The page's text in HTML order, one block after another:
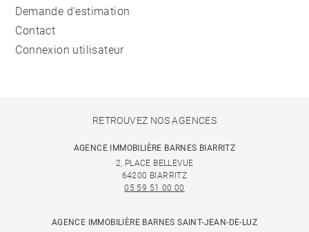
Demande d'estimation
Contact
Connexion utilisateur
RETROUVEZ NOS AGENCES
AGENCE IMMOBILIÈRE BARNES BIARRITZ
2, PLACE BELLEVUE
64200 BIARRITZ
05 59 51 00 00
AGENCE IMMOBILIÈRE BARNES SAINT-JEAN-DE-LUZ